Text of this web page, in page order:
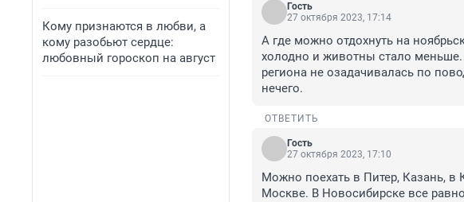
Кому признаются в любви, а
кому разобьют сердце:
любовный гороскоп на август
Гость
27 октября 2023, 17:14
А где можно отдохнуть на
холодно и животны стало
региона не озадачивалась по
нечего.
ОТВЕТИТЬ
Гость
27 октября 2023, 17:10
Можно поехать в Питер, Казань,
Москве. В Новосибирске все